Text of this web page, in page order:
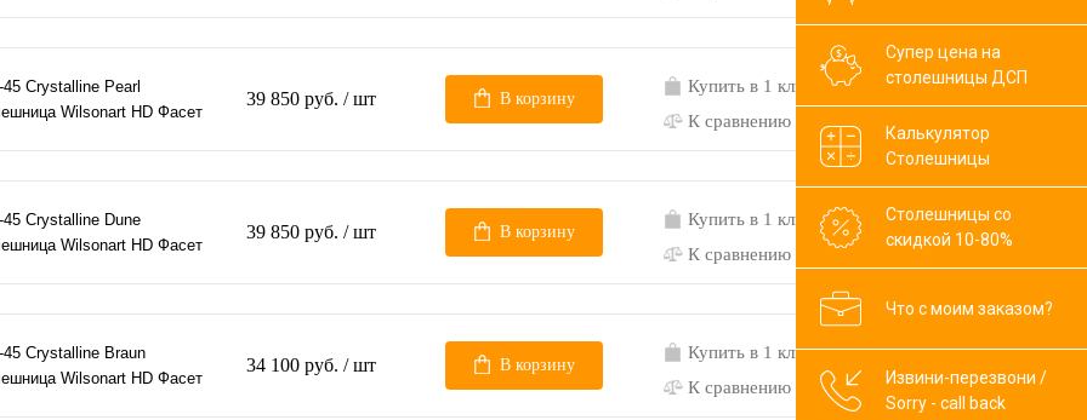
45 Crystalline Pearl
Wilsonart HD Фасет
39 850 руб. / шт В корзину
Купить в 1 клик
К сравнению
В избранное
45 Crystalline Dune
Wilsonart HD Фасет
39 850 руб. / шт В корзину
Купить в 1 клик
К сравнению
В избранное
Под заказ
45 Crystalline Braun
Wilsonart HD Фасет
34 100 руб. / шт В корзину
Купить в 1 клик
К сравнению
В избранное
Под заказ
Супер цена на
столешницы ДСП
Калькулятор
Столешницы
Столешницы со
скидкой 10-80%
Что с моим заказом?
Извини-перезвони /
Sorry - call back